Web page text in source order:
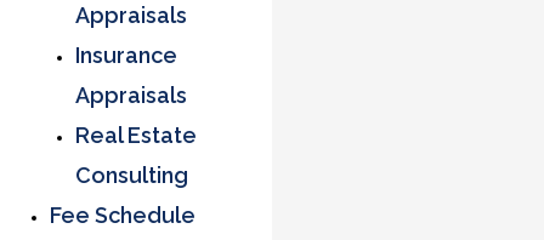
Appraisals
Insurance
Appraisals
Real Estate
Consulting
Fee Schedule